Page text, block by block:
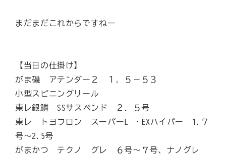
まだまだこれからですねー
【当日の仕掛け】
がま磯 アテンダー２ １．５－５３
小型スピニングリール
東レ銀鱗 SSサスペンド ２．５号
東レ トヨフロン スーパーL ・EXハイパー 1.７
号～2.5号
がまかつ テクノ グレ ６号～７号、ナノグレ